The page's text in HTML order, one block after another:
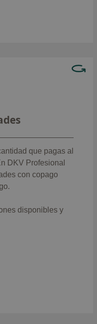
que pagas al
DKV Profesional
con copago
disponibles y
especialidades)
especialidades)
Sin copago